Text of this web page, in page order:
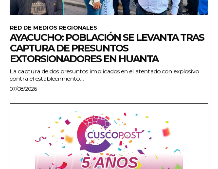
RED DE MEDIOS REGIONALES
AYACUCHO: POBLACIÓN SE LEVANTA TRAS
CAPTURA DE PRESUNTOS
EXTORSIONADORES EN HUANTA
La captura de dos presuntos implicados en el atentado con explosivo
contra el establecimiento...
07/08/2026